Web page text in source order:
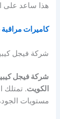
هذا ساعد على
كاميرات
شركة فيجل
شركة فيجل
الكويت. تمتلك
مستويات